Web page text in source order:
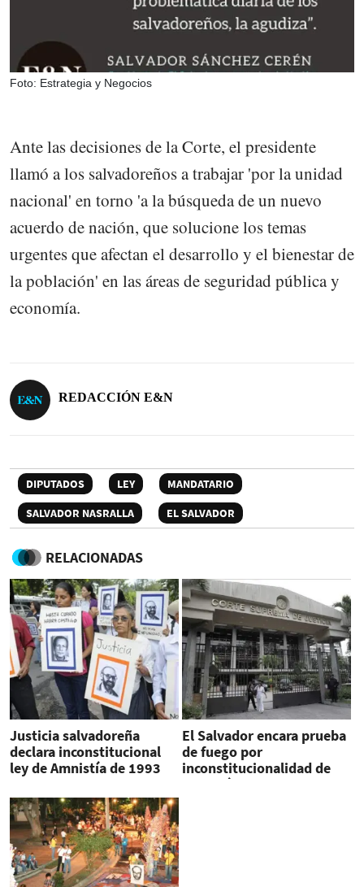
Foto: Estrategia y Negocios
Ante las decisiones de la Corte, el presidente
llamó a los salvadoreños a trabajar 'por la unidad
nacional' en torno 'a la búsqueda de un nuevo
acuerdo de nación, que solucione los temas
urgentes que afectan el desarrollo y el bienestar de
la población' en las áreas de seguridad pública y
economía.
REDACCIÓN E&N
DIPUTADOS LEY
MANDATARIO
SALVADOR NASRALLA
EL SALVADOR
RELACIONADAS
Justicia salvadoreña
declara inconstitucional
ley de Amnistía de 1993
El Salvador encara prueba
de fuego por
inconstitucionalidad de
amnistía